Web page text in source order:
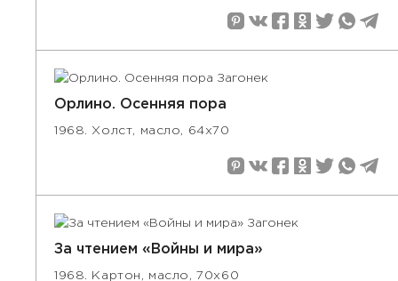
Орлино. Осенняя пора
1968. Холст, масло, 64х70
За чтением «Войны и мира»
1968. Картон, масло, 70х60